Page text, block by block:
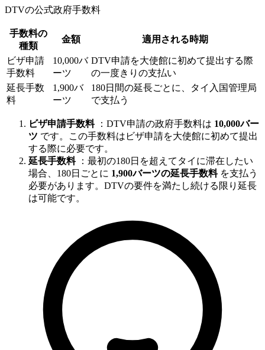
DTVの公式政府手数料
手数料の
種類
金額 適用される時期
ビザ申請
手数料
10,000バ
ーツ
DTV申請を大使館に初めて提出する際
の一度きりの支払い
延長手数
料
1,900バ
ーツ
180日間の延長ごとに、タイ入国管理局
で支払う
ビザ申請手数料：DTV申請の政府手数料は 10,000バー
ツ です。この手数料はビザ申請を大使館に初めて提出
する際に必要です。
延長手数料：最初の180日を超えてタイに滞在したい
場合、180日ごとに 1,900バーツの延長手数料を支払う
必要があります。DTVの要件を満たし続ける限り延長
は可能です。